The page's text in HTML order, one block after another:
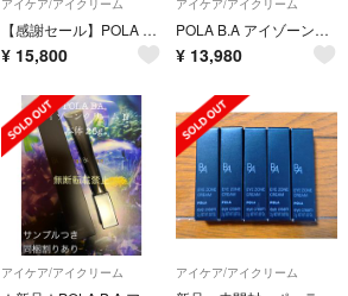
アイケア/アイクリーム
【感謝セール】POLA B.A最新アイゾーンクリーム 0.26g×100枚
¥ 15,800
アイケア/アイクリーム
POLA B.A アイゾーンクリーム N 本体 1本
¥ 13,980
アイケア/アイクリーム アイケア/アイクリーム